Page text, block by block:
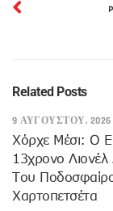
Related Posts
9 ΑΥΓΟΎΣΤΟΥ, 2026
Χόρχε Μέσι: Ο
13χρονο
Του
Χαρτοπετσέτα